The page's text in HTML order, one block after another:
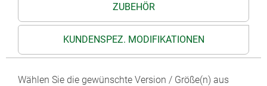
ZUBEHÖR
KUNDENSPEZ. MODIFIKATIONEN
Wählen Sie die gewünschte Version / Größe(n) aus